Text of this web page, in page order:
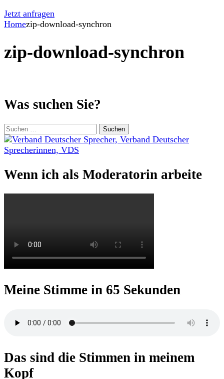
Jetzt anfragen
Homezip-download-synchron
zip-download-synchron
Was suchen Sie?
Suchen
nach:
Wenn ich als Moderatorin arbeite
Meine Stimme in 65 Sekunden
Das sind die Stimmen in meinem
Kopf